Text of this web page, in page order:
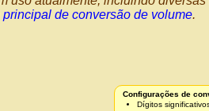
de conversão de volume.
Configurações de
Dígitos